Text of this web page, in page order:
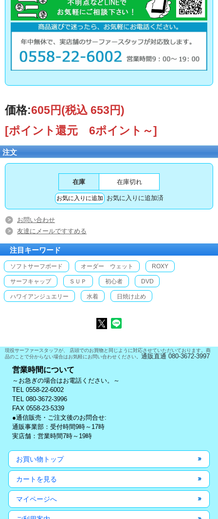
価格:605円(税込 653円)
[ポイント還元 6ポイント～]
注文
在庫 在庫切れ
お気に入りに追加済
お問い合わせ
友達にメールですすめる
注目キーワード
ソフトサーフボード オーダー ウェット ROXY
サーフキャップ ＳＵＰ 初心者 DVD
ハワイアンジュエリー 水着 日焼け止め
現役サーファースタッフが、 店頭でのお買物と同じように対応させていただいております。商
品のことで分からない場合はお気軽にお問い合わせください。 通販直通 080-3672-3997
営業時間について
～お急ぎの場合はお電話ください。～
TEL 0558-22-6002
TEL 080-3672-3996
FAX 0558-23-5339
●通信販売・ご注文後のお問合せ:
通販事業部：受付時間9時～17時
実店舗：営業時間7時～19時
お買い物トップ
カートを見る
マイページへ